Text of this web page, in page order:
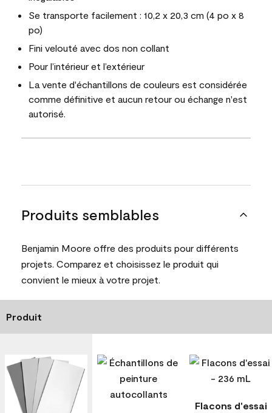
Se transporte facilement : 10,2 x 20,3 cm (4 po x 8
po)
Fini velouté avec dos non collant
Pour l’intérieur et l’extérieur
La vente d'échantillons de couleurs est considérée
comme définitive et aucun retour ou échange n'est
autorisé.
Produits semblables
Benjamin Moore offre des produits pour différents
projets. Comparez et choisissez le produit qui
convient le mieux à votre projet.
Produit
Flacons d'essai